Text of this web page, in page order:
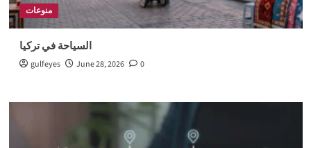
منوعات
السياحة في تركيا
gulfeyes June 28, 2026 0